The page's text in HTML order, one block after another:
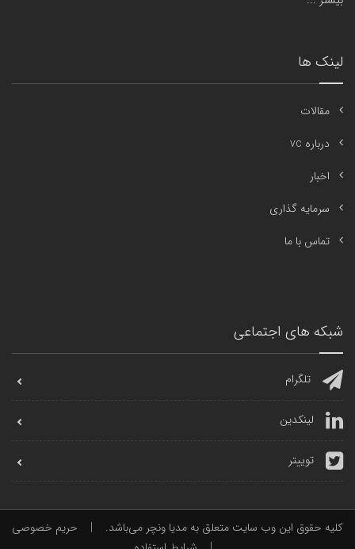
لینک ها
مقالات
درباره vc
اخبار
سرمایه گذاری
تماس با ما
شبکه های اجتماعی
تلگرام
لینکدین
توییتر
کلیه حقوق این وب سایت متعلق به مدیا ونچر می‌باشد. |
حریم خصوصی